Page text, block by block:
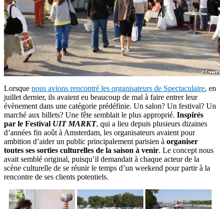
Lorsque nous avions rencontré les organisateurs de Spectaculaire, en
juillet dernier, ils avaient eu beaucoup de mal à faire entrer leur
évènement dans une catégorie prédéfinie. Un salon? Un festival? Un
marché aux billets? Une fête semblait le plus approprié. Inspirés
par le Festival UIT MARKT, qui a lieu depuis plusieurs dizaines
d’années fin août à Amsterdam, les organisateurs avaient pour
ambition d’aider un public principalement parisien à organiser
toutes ses sorties culturelles de la saison à venir. Le concept nous
avait semblé original, puisqu’il demandait à chaque acteur de la
scène culturelle de se réunir le temps d’un weekend pour partir à la
rencontre de ses clients potentiels.